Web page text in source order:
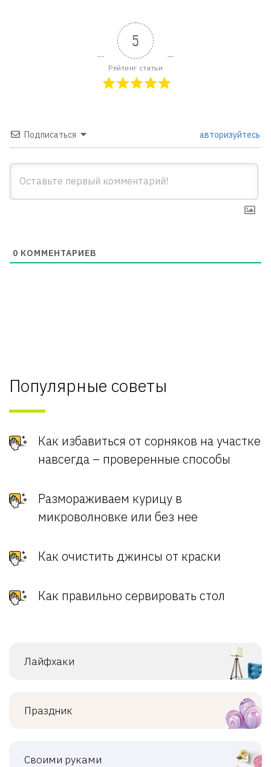
5
Рейтинг статьи
Подписаться авторизуйтесь
0 КОММЕНТАРИЕВ
Популярные советы
Как избавиться от сорняков на участке
навсегда – проверенные способы
Размораживаем курицу в
микроволновке или без нее
Как очистить джинсы от краски
Как правильно сервировать стол
Лайфхаки
Праздник
Своими руками